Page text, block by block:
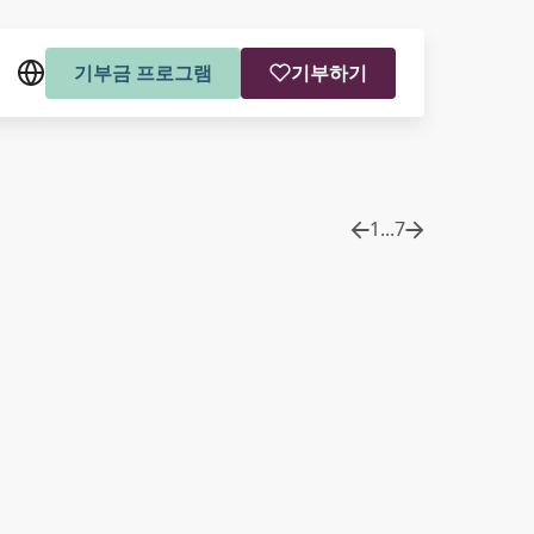
기부금 프로그램 기부하기
1...7